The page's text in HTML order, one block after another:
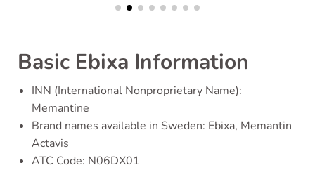
Basic Ebixa Information
INN (International Nonproprietary Name):
Memantine
Brand names available in Sweden: Ebixa, Memantin
Actavis
ATC Code: N06DX01